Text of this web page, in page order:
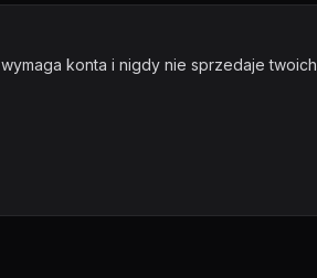
konta i nigdy nie sprzedaje twoich